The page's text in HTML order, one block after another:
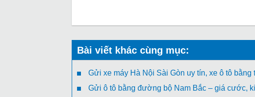
Bài viết khác cùng mục:
Gửi xe máy Hà Nội Sài Gòn uy tín, xe ô tô
Gửi ô tô bằng đường bộ Nam Bắc – giá cước,